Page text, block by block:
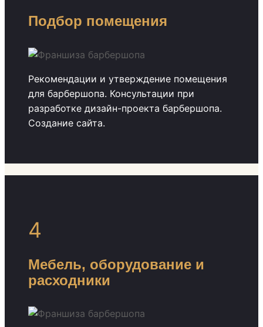
Подбор помещения
Рекомендации и утверждение помещения
для барбершопа. Консультации при
разработке дизайн-проекта барбершопа.
Создание сайта.
4
Мебель, оборудование и
расходники